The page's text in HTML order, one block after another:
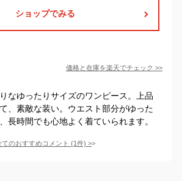
ショップでみる
価格と在庫を楽天でチェック >>
なゆったりサイズのワンピース。上品
、素敵な装い。ウエスト部分がゆった
長時間でも心地よく着ていられます。
てのおすすめコメント (1件) >